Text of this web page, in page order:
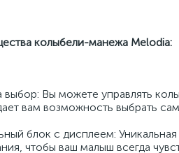
колыбели-манежа Melodia:
выбор: Вы можете управлять
вам возможность выбрать
блок с дисплеем:
чтобы ваш малыш всегда